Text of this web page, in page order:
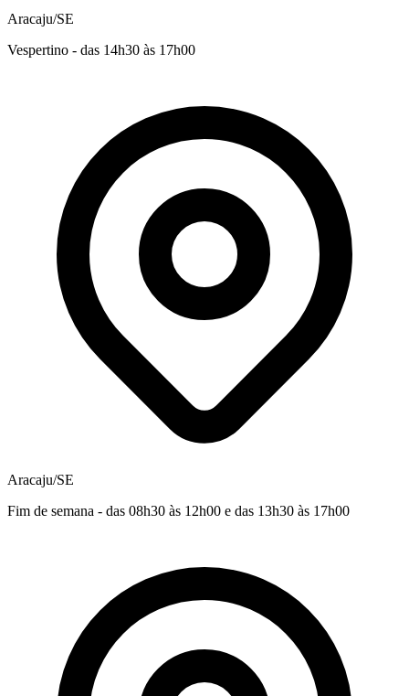
Aracaju/SE
Vespertino - das 14h30 às 17h00
Aracaju/SE
Fim de semana - das 08h30 às 12h00 e das 13h30 às 17h00